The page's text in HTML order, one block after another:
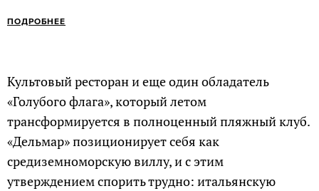
ПОДРОБНЕЕ
Культовый ресторан и еще один обладатель
«Голубого флага», который летом
трансформируется в полноценный пляжный клуб.
«Дельмар» позиционирует себя как
средиземноморскую виллу, и с этим
утверждением спорить трудно: итальянскую